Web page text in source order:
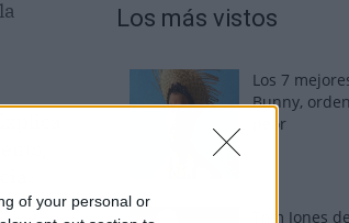
of your personal or
Los más vistos
Los 7
Bunny,
peor
Tom Jones